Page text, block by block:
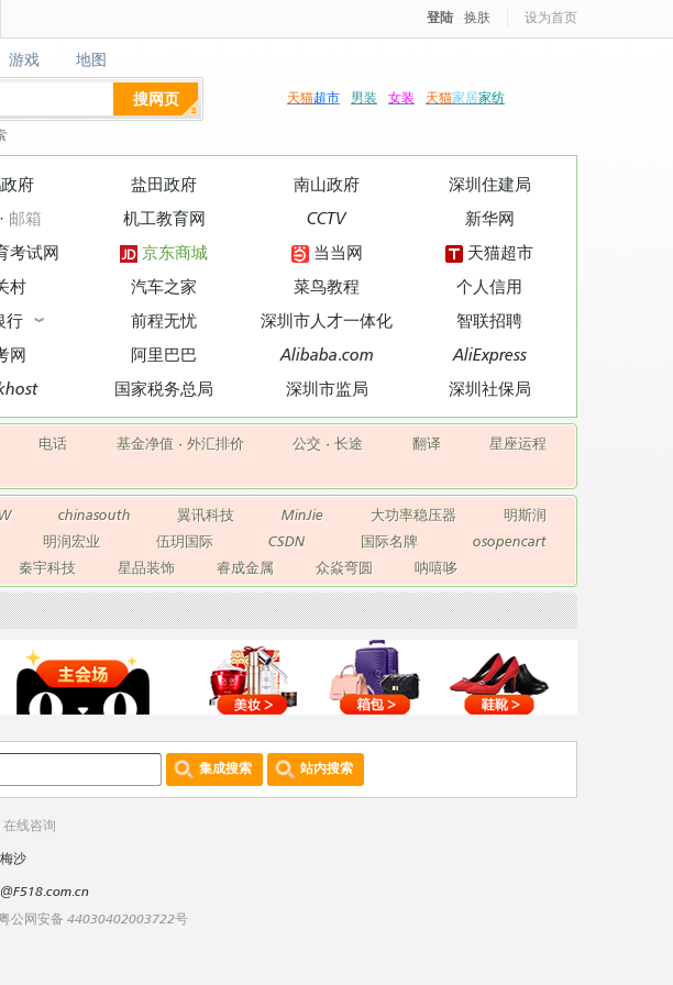
登陆 换肤 设为首页
游戏
游戏 地图
地图
搜网页 天猫超市 男装 女装 天猫家居家纺
府 盐田政府 南山政府
深圳住建局
· 邮箱 机工教育网 CCTV
新华网
考试网 京东商城 当当网
天猫超市
村 汽车之家 菜鸟教程
个人信用
行 ︾ 前程无忧 深圳市人才一体化
智联招聘
网 阿里巴巴 Alibaba.com
AliExpress
国家税务总局 深圳市监局 深圳社保局
电话 基金净值· 外汇排价 公交 ·长途 翻译
星座运程
chinasouth 翼讯科技 MinJie 大功率稳压器
明斯润
明润宏业 伍玥国际 CSDN 国际名牌
osopencart
秦宇科技 星品装饰 睿成金属 众焱弯圆 呐嘻哆
集成搜索 站内搜索
在线咨询
沙
公网安备 44030402003722号